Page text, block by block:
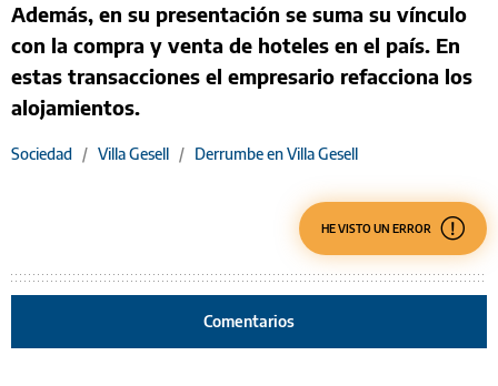
Además, en su presentación se suma su vínculo
con la compra y venta de hoteles en el país. En
estas transacciones el empresario refacciona los
alojamientos.
Sociedad / Villa Gesell / Derrumbe en Villa Gesell
HE VISTO UN ERROR
Comentarios